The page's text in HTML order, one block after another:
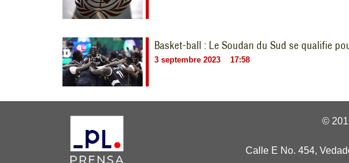
Basket-ball : Le Soudan du Sud se qualifie
3 septembre 2023 17:58
©
Calle E No. 454,